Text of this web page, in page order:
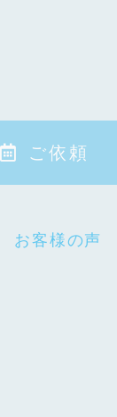
ご依頼
お客様の声